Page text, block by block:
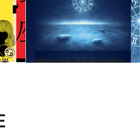
2020.11.16
心理占星術研究家・岡本翔子による心理占星術入門
ライフスタイル